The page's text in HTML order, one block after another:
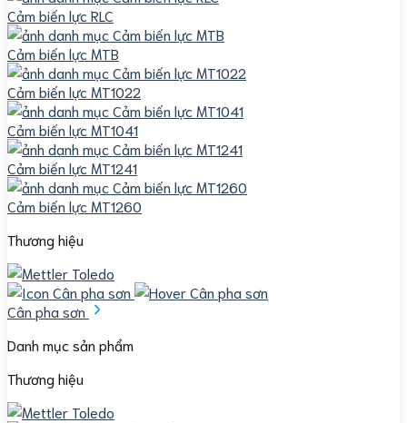
Cảm biến lực RLC
Cảm biến lực MTB
Cảm biến lực MT1022
Cảm biến lực MT1041
Cảm biến lực MT1241
Cảm biến lực MT1260
Thương hiệu
Cân pha sơn
Danh mục sản phẩm
Thương hiệu